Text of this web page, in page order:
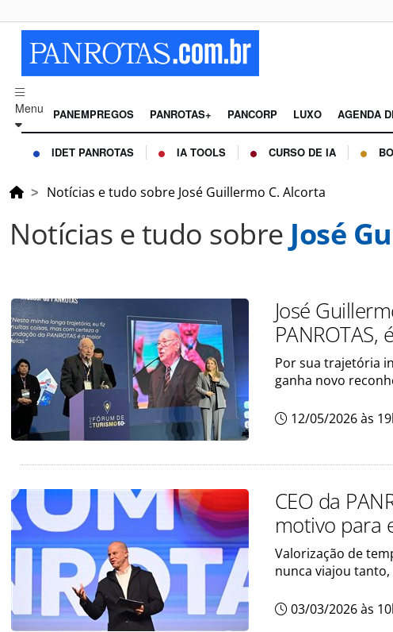
Menu PANEMPREGOS PANROTAS+ PANCORP LUXO AGENDA
IDET PANROTAS IA TOOLS CURSO DE IA
Notícias e tudo sobre José Guillermo C. Alcorta
Notícias e tudo sobre José
José
Por sua trajetória
ganha novo
12/05/2026 às
CEO da
motivo para
Valorização de
nunca viajou tanto,
03/03/2026 às